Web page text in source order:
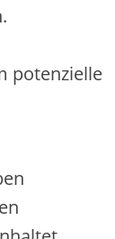
potenzielle